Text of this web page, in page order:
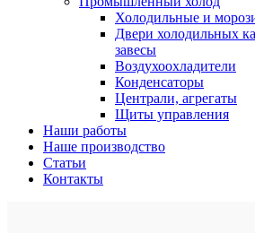
Холодильные и
Двери холодильных
завесы
Воздухоохладители
Конденсаторы
Централи, агрегаты
Щиты управления
Наши работы
Наше производство
Статьи
Контакты